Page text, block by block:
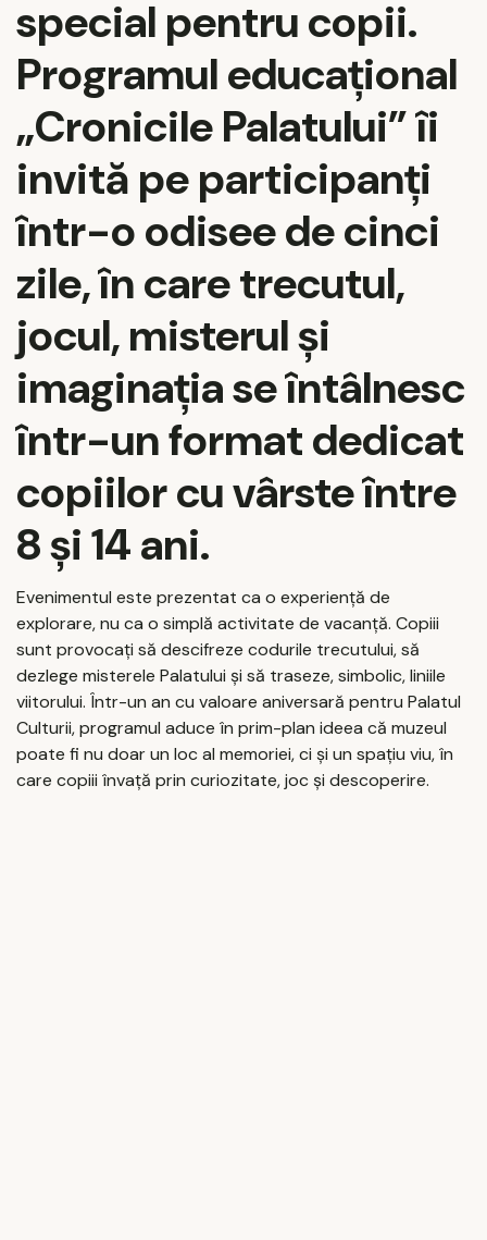
special pentru copii.
Programul educațional
„Cronicile Palatului”îi
invită pe participanți
într-o odisee de cinci
zile, în care trecutul,
jocul, misterul și
imaginația se întâlnesc
într-un format dedicat
copiilor cu vârste între
8 și 14 ani.
Evenimentul este prezentat ca o experiență de
explorare, nu ca o simplă activitate de vacanță. Copiii
sunt provocați să descifreze codurile trecutului, să
dezlege misterele Palatului și să traseze, simbolic, liniile
viitorului. Într-un an cu valoare aniversară pentru Palatul
Culturii, programul aduce în prim-plan ideea că muzeul
poate fi nu doar un loc al memoriei, ci și un spațiu viu, în
care copiii învață prin curiozitate, joc și descoperire.